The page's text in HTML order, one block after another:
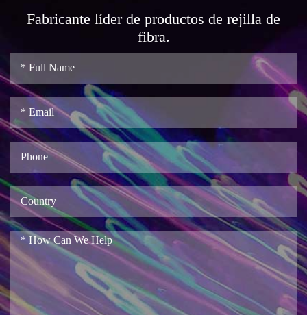
Fabricante líder de productos de rejilla de
fibra.